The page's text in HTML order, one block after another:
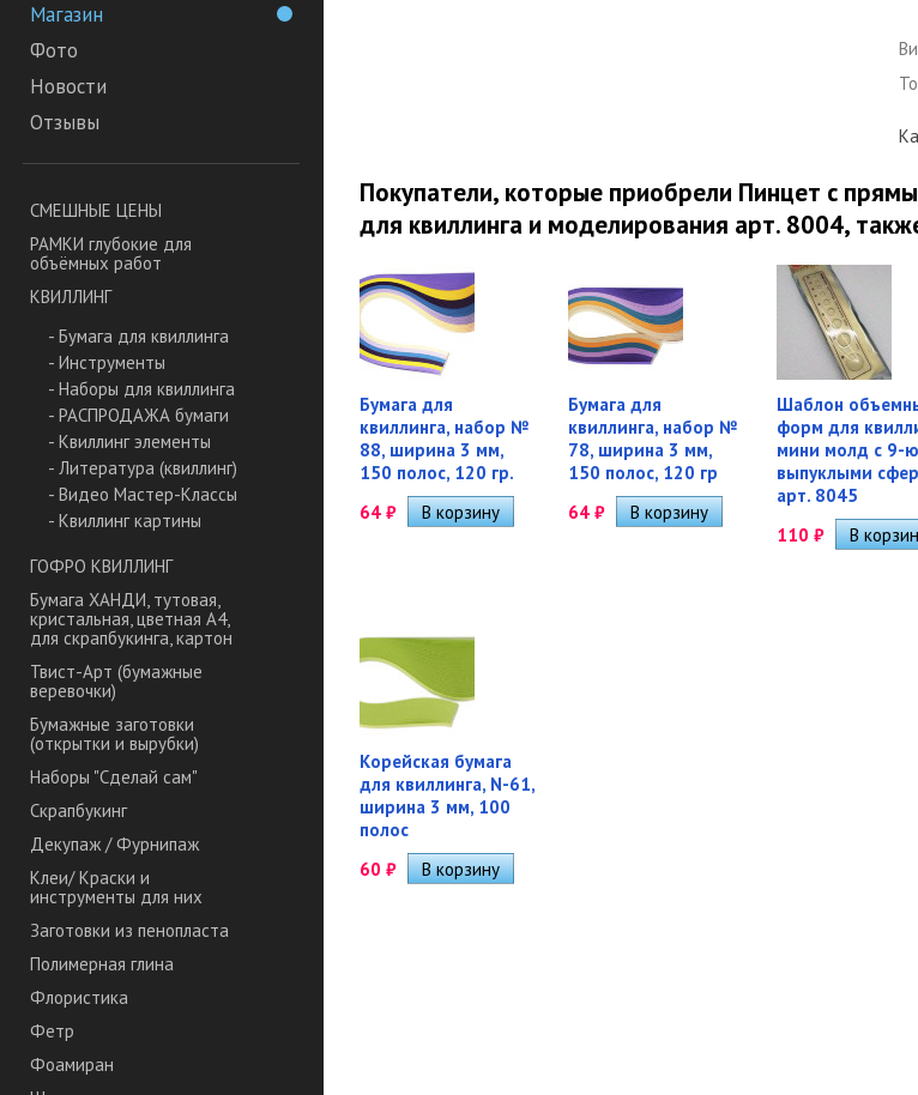
Магазин
Фото
Новости
Отзывы
СМЕШНЫЕ ЦЕНЫ
РАМКИ глубокие для
объёмных работ
КВИЛЛИНГ
- Бумага для квиллинга
- Инструменты
- Наборы для квиллинга
- РАСПРОДАЖА бумаги
- Квиллинг элементы
- Литература (квиллинг)
- Видео Мастер-Классы
- Квиллинг картины
ГОФРО КВИЛЛИНГ
Бумага ХАНДИ, тутовая,
кристальная, цветная А4,
для скрапбукинга, картон
Твист-Арт (бумажные
веревочки)
Бумажные заготовки
(открытки и вырубки)
Наборы "Сделай сам"
Скрапбукинг
Декупаж / Фурнипаж
Клеи/ Краски и
инструменты для них
Заготовки из пенопласта
Полимерная глина
Флористика
Фетр
Фоамиран
Покупатели, которые приобрели Пинцет с
для квиллинга и моделирования арт. 8004,
Бумага для
квиллинга, набор №
88, ширина 3 мм,
150 полос, 120 гр.
64 ₽
Бумага для
квиллинга, набор №
78, ширина 3 мм,
150 полос, 120 гр
64 ₽
Шаблон
форм для
мини молд с 9-ю
выпуклыми
арт. 8045
110 ₽
Корейская бумага
для квиллинга, N-61,
ширина 3 мм, 100
полос
60 ₽